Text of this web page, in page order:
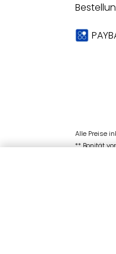
Alle Preise
** Bonität